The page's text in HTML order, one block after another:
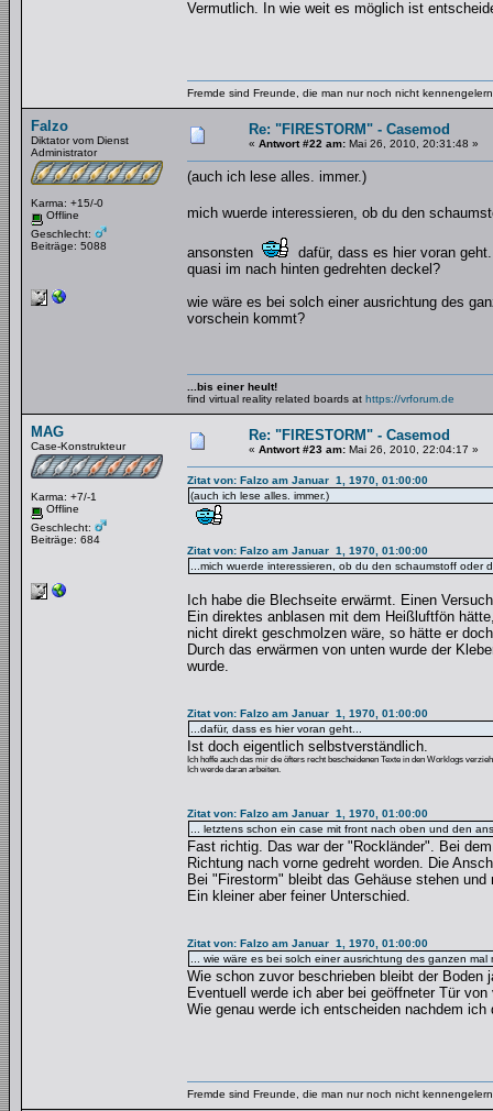
Vermutlich. In wie weit es möglich ist
Fremde sind Freunde, die man nur noch nicht
Falzo
Diktator vom Dienst
Administrator
Karma: +15/-0
Offline
Geschlecht:
Beiträge: 5088
Re: "FIRESTORM" - Casemod
« Antwort #22 am: Mai 26, 2010, 20:31:48 »
(auch ich lese alles. immer.)
mich wuerde interessieren, ob du den
ansonsten
dafür, dass es hier voran
quasi im nach hinten gedrehten deckel?
wie wäre es bei solch einer ausrichtung des
vorschein kommt?
...bis einer heult!
find virtual reality related boards at https://vrforum.de
MAG
Case-Konstrukteur
Karma: +7/-1
Offline
Geschlecht:
Beiträge: 684
Re: "FIRESTORM" - Casemod
« Antwort #23 am: Mai 26, 2010, 22:04:17 »
Zitat von: Falzo am Januar 1, 1970, 01:00:00
(auch ich lese alles. immer.)
Zitat von: Falzo am Januar 1, 1970, 01:00:00
...mich wuerde interessieren, ob du den schaumstoff oder
Ich habe die Blechseite erwärmt. Einen
Ein direktes anblasen mit dem Heißluftfön
nicht direkt geschmolzen wäre, so hätte er
Durch das erwärmen von unten wurde der
wurde.
Zitat von: Falzo am Januar 1, 1970, 01:00:00
...dafür, dass es hier voran geht...
Ist doch eigentlich selbstverständlich.
Ich hoffe auch das mir die öfters recht bescheidenen Texte in den Worklogs
Ich werde daran arbeiten.
Zitat von: Falzo am Januar 1, 1970, 01:00:00
... letztens schon ein case mit front nach oben und den
Fast richtig. Das war der "Rockländer". Bei
Richtung nach vorne gedreht worden. Die
Bei "Firestorm" bleibt das Gehäuse stehen
Ein kleiner aber feiner Unterschied.
Zitat von: Falzo am Januar 1, 1970, 01:00:00
... wie wäre es bei solch einer ausrichtung des ganzen
Wie schon zuvor beschrieben bleibt der Boden
Eventuell werde ich aber bei geöffneter Tür
Wie genau werde ich entscheiden nachdem
Fremde sind Freunde, die man nur noch nicht